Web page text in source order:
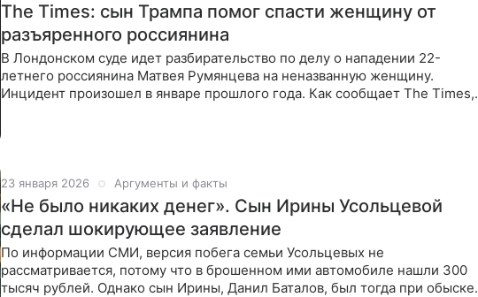
The Times: сын Трампа помог спасти женщину от
разъяренного россиянина
В Лондонском суде идет разбирательство по делу о нападении 22-
летнего россиянина Матвея Румянцева на неназванную женщину.
Инцидент произошел в январе прошлого года. Как сообщает The Times,
23 января 2026 Аргументы и факты
«Не было никаких денег». Сын Ирины Усольцевой
сделал шокирующее заявление
По информации СМИ, версия побега семьи Усольцевых не
рассматривается, потому что в брошенном ими автомобиле нашли 300
тысяч рублей. Однако сын Ирины, Данил Баталов, был тогда при обыске,